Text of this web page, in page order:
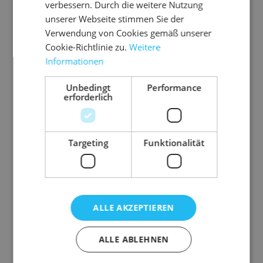
Ausführung
Handrollen
Farbe
transparent
Stärke µm
20
Gurtmaß
Gewicht
2556 g
Zubehör-Artikel
verbessern. Durch die weitere Nutzung
unserer Webseite stimmen Sie der
Verwendung von Cookies gemäß unserer
Cookie-Richtlinie zu.Weitere
Informationen
Unbedingt
erforderlich
Performance
Targeting Funktionalität
ALLE AKZEPTIEREN
ALLE ABLEHNEN